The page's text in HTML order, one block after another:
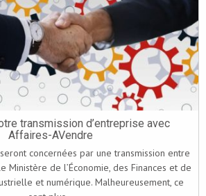
transmission d’entreprise avec
Affaires-AVendre
concernées par une transmission entre
Ministère de l’Économie, des Finances et de
et numérique. Malheureusement, ce